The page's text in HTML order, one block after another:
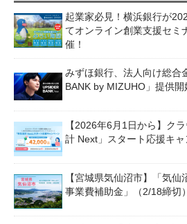
起業家必見！横浜銀行が
てオンライン創業支援セミ
催！
みずほ銀行、法人向け総合
BANK by MIZUHO」提供開
【2026年6月1日から】ク
計 Next」スタート応援キャ
【宮城県気仙沼市】「気
事業費補助金」（2/18締切）